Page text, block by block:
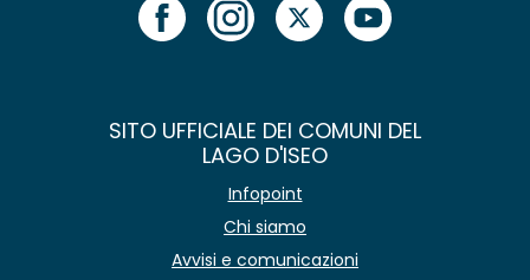
SITO UFFICIALE DEI COMUNI DEL
LAGO D'ISEO
Infopoint
Chi siamo
Avvisi e comunicazioni